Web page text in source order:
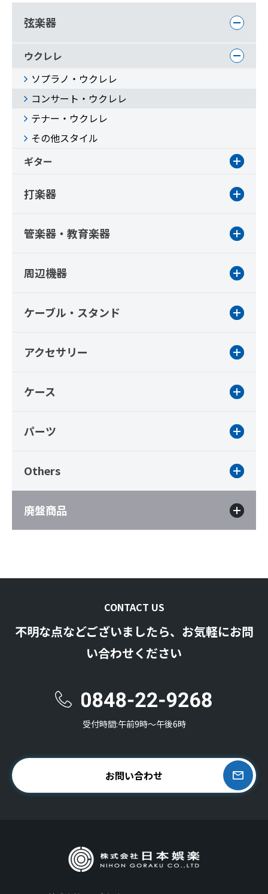
弦楽器
ウクレレ
ソプラノ・ウクレレ
コンサート・ウクレレ
テナー・ウクレレ
その他スタイル
ギター
打楽器
管楽器・教育楽器
周辺機器
ケーブル・スタンド
アクセサリー
ケース
パーツ
Others
廃盤商品
CONTACT US
不明な点などございましたら、お気軽にお問
い合わせください
受付時間:午前9時〜午後6時
お問い合わせ